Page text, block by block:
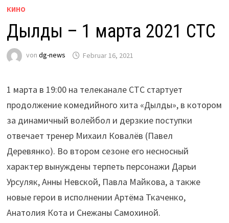
КИНО
Дылды – 1 марта 2021 СТС
von dg-news Februar 16, 2021
1 марта в 19:00 на телеканале СТС стартует
продолжение комедийного хита «Дылды», в котором
за динамичный волейбол и дерзкие поступки
отвечает тренер Михаил Ковалёв (Павел
Деревянко). Во втором сезоне его несносный
характер вынуждены терпеть персонажи Дарьи
Урсуляк, Анны Невской, Павла Майкова, а также
новые герои в исполнении Артёма Ткаченко,
Анатолия Кота и Снежаны Самохиной.